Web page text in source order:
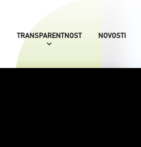
TRANSPARENTNOST NOVOSTI